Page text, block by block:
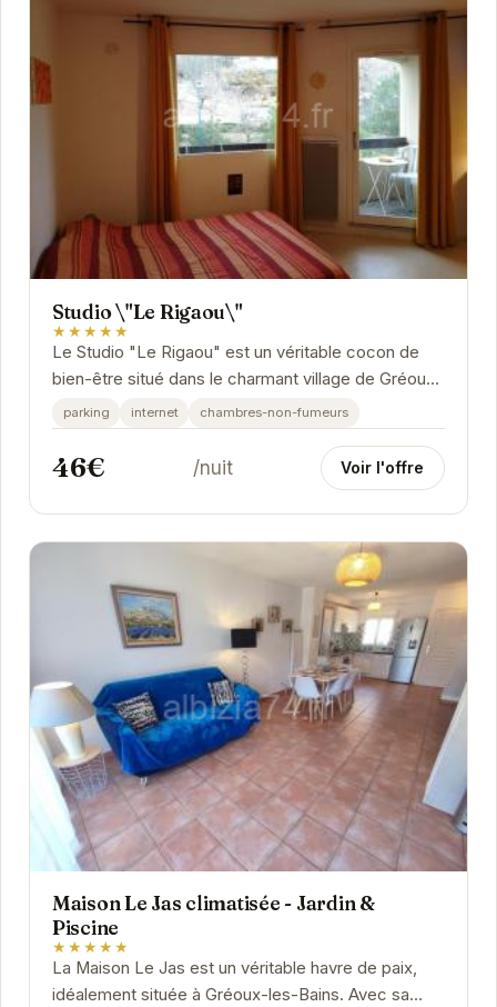
Studio \"Le Rigaou\"
★★★★★
Le Studio "Le Rigaou" est un véritable cocon de
bien-être situé dans le charmant village de Gréoux-
les-Bains.
parking internet chambres-non-fumeurs
46€ /nuit Voir l'offre
Maison Le Jas climatisée - Jardin &
Piscine
★★★★★
La Maison Le Jas est un véritable havre de paix,
idéalement située à Gréoux-les-Bains. Avec sa